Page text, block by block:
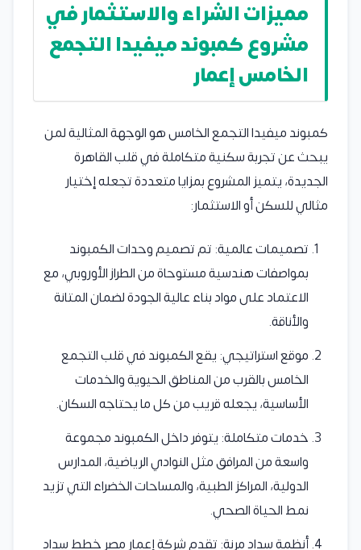
مميزات الشراء والاستثمار في
مشروع كمبوند ميفيدا التجمع
الخامس إعمار
كمبوند ميفيدا التجمع الخامس هو الوجهة المثالية لمن
يبحث عن تجربة سكنية متكاملة في قلب القاهرة
الجديدة، يتميز المشروع بمزايا متعددة تجعله إختيار
مثالي للسكن أو الاستثمار:
تصميمات عالمية: تم تصميم وحدات الكمبوند
بمواصفات هندسية مستوحاة من الطراز الأوروبي، مع
الاعتماد على مواد بناء عالية الجودة لضمان المتانة
والأناقة.
موقع استراتيجي: يقع الكمبوند في قلب التجمع
الخامس بالقرب من المناطق الحيوية والخدمات
الأساسية، يجعله قريب من كل ما يحتاجه السكان.
خدمات متكاملة: يتوفر داخل الكمبوند مجموعة
واسعة من المرافق مثل النوادي الرياضية، المدارس
الدولية، المراكز الطبية، والمساحات الخضراء التي تزيد
نمط الحياة الصحي.
أنظمة سداد مرنة: تقدم شركة إعمار مصر خطط سداد